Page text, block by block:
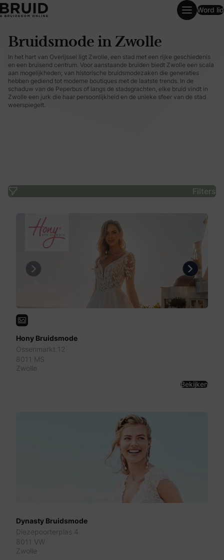
Word lid
Bruidsmode in Zwolle
In het hart van Overijssel ligt Zwolle, een stad met een rijke geschiedenis
en een bruisend centrum. Voor aanstaande bruiden biedt Zwolle een scala
aan mogelijkheden; van historische bruidsmodezaken die generaties
hebben gediend tot moderne boutiques met de laatste trends. In de
schaduw van de Peperbus of langs de stadsgrachten, elke bruid vindt in
Zwolle een jurk die haar persoonlijkheid en de unieke sfeer van de stad
weerspiegelt.
Filters
Previous Next
Hony Bruidsmode
Ossenmarkt 12
8011 MS
Zwolle
Bekijken
Dynasty Bruidsmode
Diezepoorterplas 4
8011 VW
Zwolle